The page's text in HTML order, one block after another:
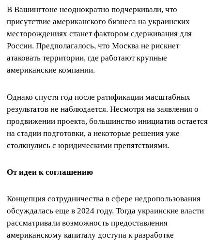
В Вашингтоне неоднократно подчеркивали, что
присутствие американского бизнеса на украинских
месторождениях станет фактором сдерживания для
России. Предполагалось, что Москва не рискнет
атаковать территории, где работают крупные
американские компании.
Однако спустя год после ратификации масштабных
результатов не наблюдается. Несмотря на заявления о
продвижении проекта, большинство инициатив остается
на стадии подготовки, а некоторые решения уже
столкнулись с юридическими препятствиями.
От идеи к соглашению
Концепция сотрудничества в сфере недропользования
обсуждалась еще в 2024 году. Тогда украинские власти
рассматривали возможность предоставления
американскому капиталу доступа к разработке